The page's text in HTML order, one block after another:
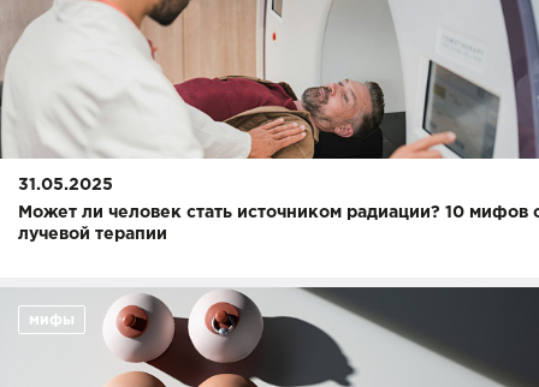
31.05.2025
Может ли человек стать источником радиации? 10 мифов
лучевой терапии
мифы